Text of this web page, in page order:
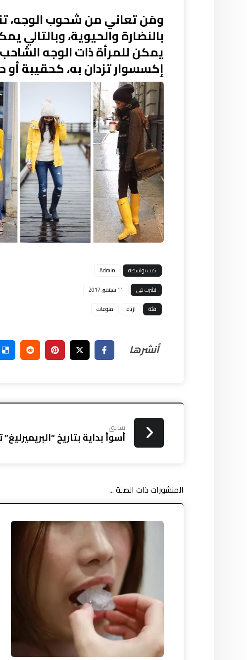
ومَن تعاني من شحوب الوجه،
بالنضارة والحيوية، وبالتالي
يمكن للمرأة ذات الوجه الشاحب
إكسسوار تزدان به، كحقيبة أو
كتب بواسطة
Admin
نشرت في
11 سبتمبر، 2017
فئة
ازياء منوعات
سابق
أسوأ بداية بتاريخ
المنشورات ذات الصلة ...